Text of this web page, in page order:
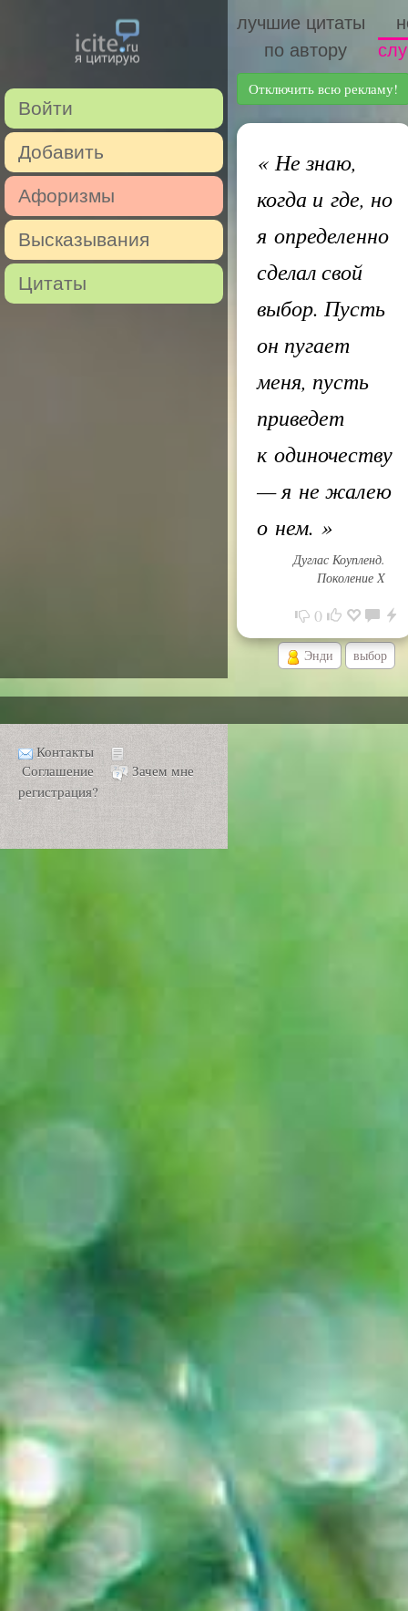
Войти
Добавить
Афоризмы
Высказывания
Цитаты
лучшие цитаты
по автору
Отключить всю рекламу!
«Не знаю,
когда и где, но
я определенно
сделал свой
выбор. Пусть
он пугает
меня, пусть
приведет
к одиночеству
— я не жалею
о нем. »
Дуглас Коупленд.
Поколение X
0
Энди выбор
Контакты
Соглашение
Зачем мне
регистрация?